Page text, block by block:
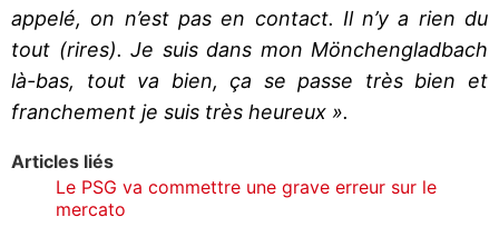
appelé, on n’est pas en contact. Il n’y a rien du
tout (rires). Je suis dans mon Mönchengladbach
là-bas, tout va bien, ça se passe très bien et
franchement je suis très heureux ».
Articles liés
Le PSG va commettre une grave erreur sur le
mercato